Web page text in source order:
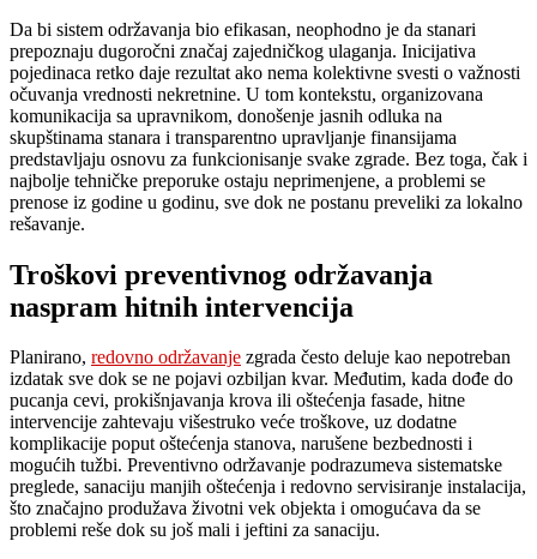
Da bi sistem održavanja bio efikasan, neophodno je da stanari
prepoznaju dugoročni značaj zajedničkog ulaganja. Inicijativa
pojedinaca retko daje rezultat ako nema kolektivne svesti o važnosti
očuvanja vrednosti nekretnine. U tom kontekstu, organizovana
komunikacija sa upravnikom, donošenje jasnih odluka na
skupštinama stanara i transparentno upravljanje finansijama
predstavljaju osnovu za funkcionisanje svake zgrade. Bez toga, čak i
najbolje tehničke preporuke ostaju neprimenjene, a problemi se
prenose iz godine u godinu, sve dok ne postanu preveliki za lokalno
rešavanje.
Troškovi preventivnog održavanja
naspram hitnih intervencija
Planirano, redovno održavanje zgrada često deluje kao nepotreban
izdatak sve dok se ne pojavi ozbiljan kvar. Međutim, kada dođe do
pucanja cevi, prokišnjavanja krova ili oštećenja fasade, hitne
intervencije zahtevaju višestruko veće troškove, uz dodatne
komplikacije poput oštećenja stanova, narušene bezbednosti i
mogućih tužbi. Preventivno održavanje podrazumeva sistematske
preglede, sanaciju manjih oštećenja i redovno servisiranje instalacija,
što značajno produžava životni vek objekta i omogućava da se
problemi reše dok su još mali i jeftini za sanaciju.